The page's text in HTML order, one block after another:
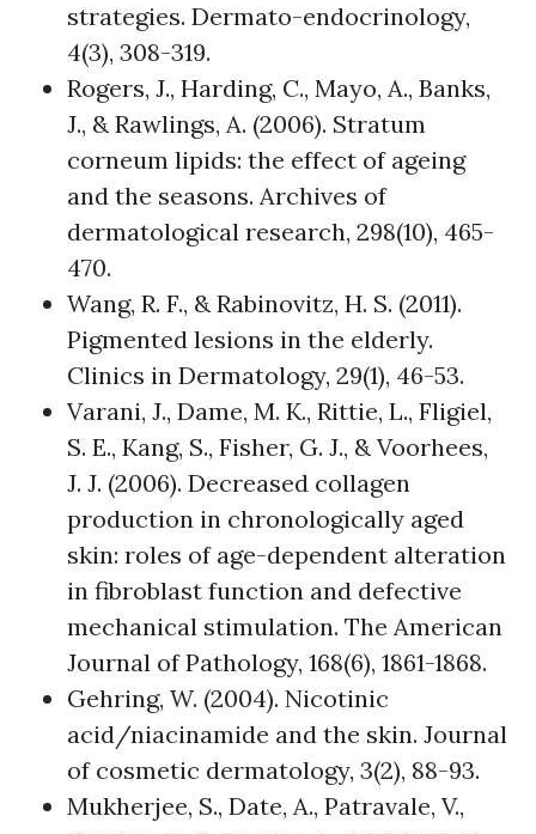
strategies. Dermato-endocrinology,
4(3), 308-319.
Rogers, J., Harding, C., Mayo, A., Banks,
J., & Rawlings, A. (2006). Stratum
corneum lipids: the effect of ageing
and the seasons. Archives of
dermatological research, 298(10), 465-
470.
Wang, R. F., & Rabinovitz, H. S. (2011).
Pigmented lesions in the elderly.
Clinics in Dermatology, 29(1), 46-53.
Varani, J., Dame, M. K., Rittie, L., Fligiel,
S. E., Kang, S., Fisher, G. J., & Voorhees,
J. J. (2006). Decreased collagen
production in chronologically aged
skin: roles of age-dependent alteration
in fibroblast function and defective
mechanical stimulation. The American
Journal of Pathology, 168(6), 1861-1868.
Gehring, W. (2004). Nicotinic
acid/niacinamide and the skin. Journal
of cosmetic dermatology, 3(2), 88-93.
Mukherjee, S., Date, A., Patravale, V.,